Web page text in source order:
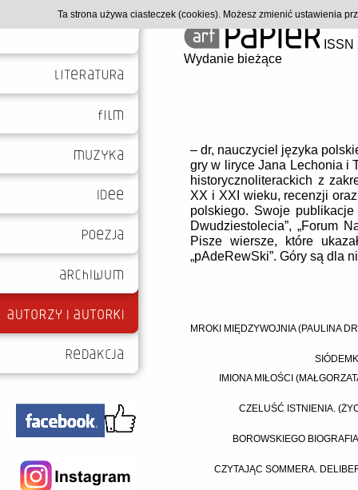
Wydanie bieżące
– dr, nauczyciel języka
gry w liryce Jana Lechonia i
historycznoliterackich z
XX i XXI wieku, recenzji
polskiego. Swoje publikacje
Dwudziestolecia”, „Forum
Pisze wiersze, które
„pAdeRewSki”. Góry są dla
MROKI MIĘDZYWOJNIA (PAULINA
IMIONA MIŁOŚCI
CZELUŚĆ ISTNIENIA.
BOROWSKIEGO
CZYTAJĄC SOMMERA.
Ta strona używa ciasteczek (cookies). Możesz zmienić ustawienia